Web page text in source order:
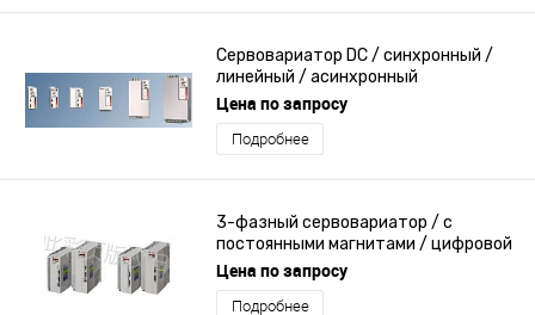
Сервовариатор DC / синхронный /
линейный / асинхронный
Цена по запросу
Подробнее
3-фазный сервовариатор / с
постоянными магнитами / цифровой
/ для синхронного двигателя
Цена по запросу
Подробнее